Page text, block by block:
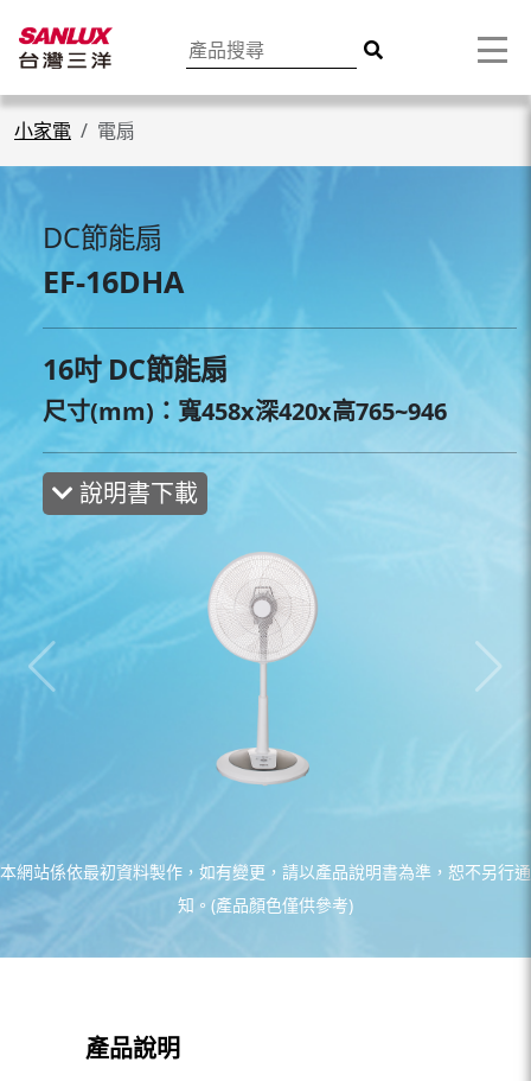
小家電 電扇
DC節能扇
EF-16DHA
16吋 DC節能扇
尺寸(mm)：寬458x深420x高765~946
說明書下載
本網站係依最初資料製作，如有變更，請以產品說明書為準，恕不另行通
知。(產品顏色僅供參考)
產品說明